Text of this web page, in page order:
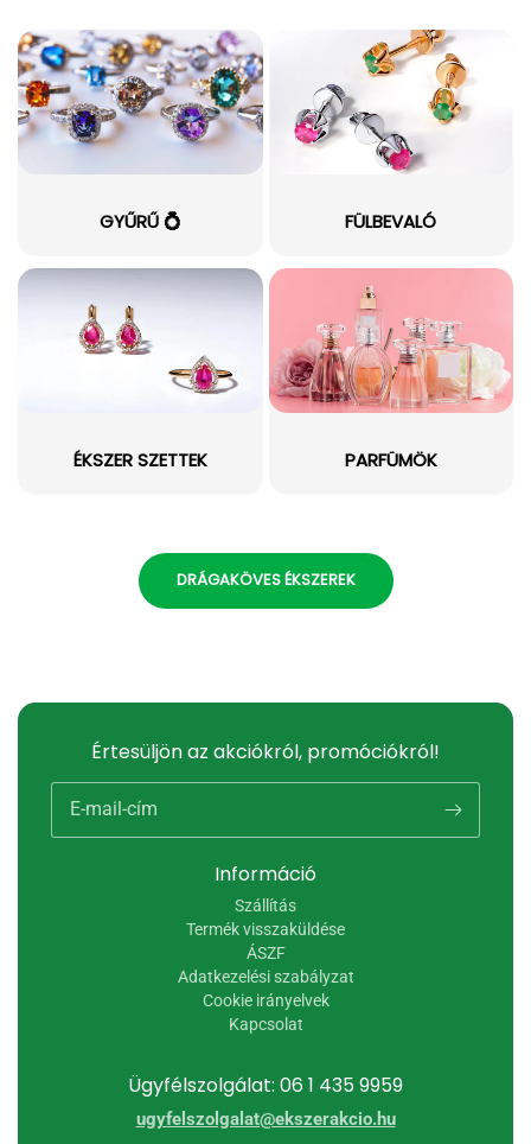
GYŰRŰ 💍 FÜLBEVALÓ
ÉKSZER SZETTEK PARFÜMÖK
DRÁGAKÖVES ÉKSZEREK
Ügyfélszolgálat: 06 1 435 9959
ugyfelszolgalat@ekszerakcio.hu
Információ
Szállítás
Termék visszaküldése
ÁSZF
Adatkezelési szabályzat
Cookie irányelvek
Kapcsolat
Értesüljön az akciókról, promóciókról!
E-mail-cím